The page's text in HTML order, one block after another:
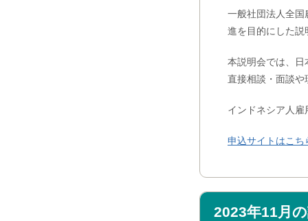
一般社団法人全国
進を目的にした説
本説明会では、日
直接相談・面談や
インドネシア人
申込サイトはこち
2023年11月